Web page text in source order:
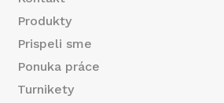
Produkty
Prispeli sme
Ponuka práce
Turnikety